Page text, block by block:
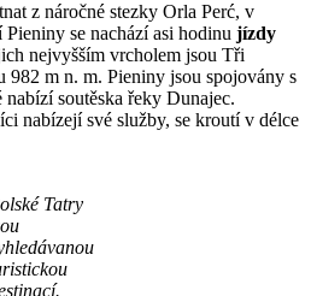
z náročné stezky Orla Perć, v
se nachází asi hodinu jízdy
nejvyšším vrcholem jsou Tři
982 m n. m. Pieniny jsou spojovány s
nabízí soutěska řeky Dunajec.
nabízejí své služby, se kroutí v délce
Tatry